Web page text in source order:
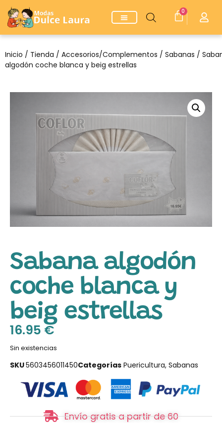
0
Inicio / Tienda / Accesorios/Complementos / Sabanas /
algodón coche blanca y beig estrellas
Sabana algodón
coche blanca y
beig estrellas
16.95 €
Sin existencias
SKU5603456011450Categorías Puericultura, Sabanas
Envío gratis a partir de 60